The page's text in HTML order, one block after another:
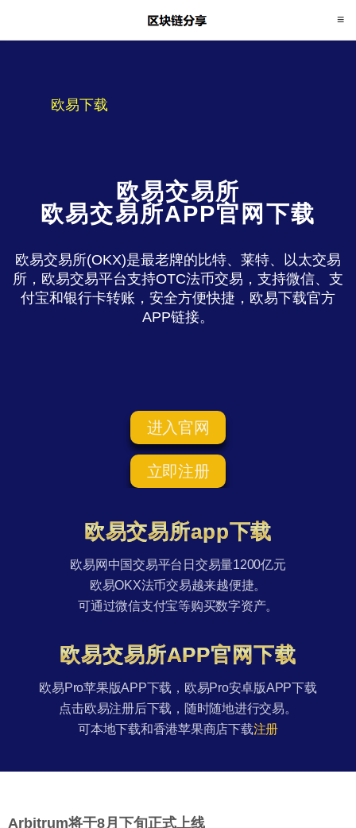
欧易下载
欧易交易所
欧易交易所APP官网下载
欧易交易所(OKX)是最老牌的比特、莱特、以太交易
所，欧易交易平台支持OTC法币交易，支持微信、支
付宝和银行卡转账，安全方便快捷，欧易下载官方
APP链接。
进入官网
立即注册
欧易交易所app下载
欧易网中国交易平台日交易量1200亿元
欧易OKX法币交易越来越便捷。
可通过微信支付宝等购买数字资产。
欧易交易所APP官网下载
欧易Pro苹果版APP下载，欧易Pro安卓版APP下载
点击欧易注册后下载，随时随地进行交易。
可本地下载和香港苹果商店下载注册
Arbitrum将于8月下旬正式上线